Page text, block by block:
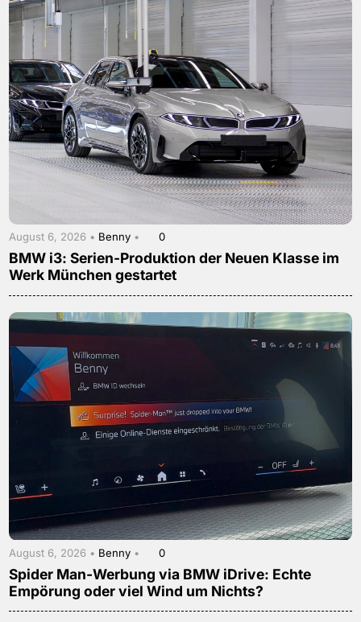
August 6, 2026 • Benny • 0
BMW i3: Serien-Produktion der Neuen Klasse im
Werk München gestartet
August 6, 2026 • Benny • 0
Spider Man-Werbung via BMW iDrive: Echte
Empörung oder viel Wind um Nichts?